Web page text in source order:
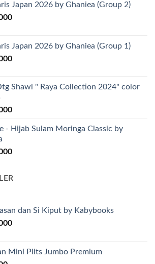
Japan 2026 by Ghaniea (Group 2)
Japan 2026 by Ghaniea (Group 1)
Shawl " Raya Collection 2024" color
- Hijab Sulam Moringa Classic by
dan Si Kiput by Kabybooks
Mini Plits Jumbo Premium